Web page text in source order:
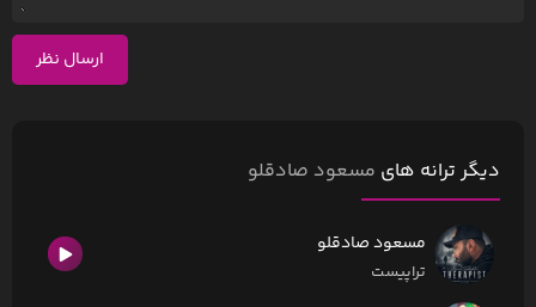
ارسال نظر
دیگر ترانه های مسعود صادقلو
مسعود صادقلو
تراپیست